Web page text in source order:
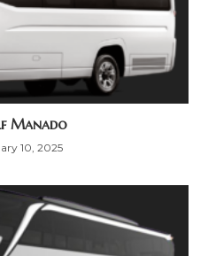
Manado
10, 2025